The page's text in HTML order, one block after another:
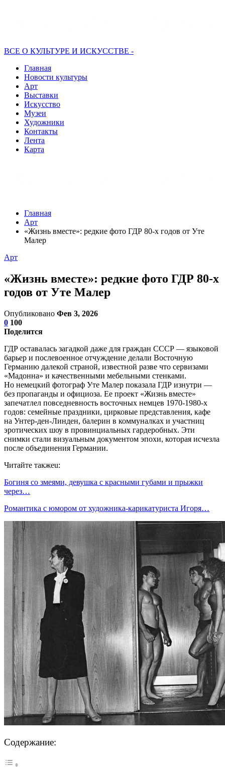
ВСЕ О КУЛЬТУРЕ И ИСКУССТВЕ -
Главная
Новости культуры
Арт
Выставки
Искусство
Музеи
Художники
Контакты
Лента
Карта
Главная
Арт
«Жизнь вместе»: редкие фото ГДР 80-х годов от Уте
Малер
Арт
«Жизнь вместе»: редкие фото ГДР 80-х
годов от Уте Малер
Опубликовано Фев 3, 2026
0 100
Поделится
ГДР оставалась загадкой даже для граждан СССР — языковой
барьер и послевоенное отчуждение делали Восточную
Германию далекой страной, известной разве что сервизами
«Мадонна» и качественными мебельными стенками.
Но немецкий фотограф Уте Малер показала ГДР изнутри —
без пропаганды и официоза. Ее проект «Жизнь вместе»
запечатлел повседневность восточных немцев 1970-1980-х
годов: семейные праздники, цирковые представления, кафе
на Унтер-ден-Линден, балерин в коммуналках и участниц
эротических шоу в провинциальных гардеробных. Эти
снимки стали визуальным документом эпохи, которая исчезла
после объединения Германии.
Читайте такжеu:
Богиня со змеями, девушка с красными губами и прыжки
через…
Романтика с юмором от художника-карикатуриста Игоря…
Содержание: